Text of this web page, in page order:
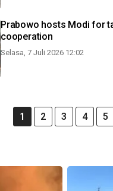
Prabowo hosts Modi for
cooperation
Selasa, 7 Juli 2026 12:02
1 2 3 4 5